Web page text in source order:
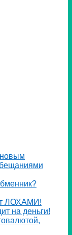
ЛОХАМИ!
на деньги!